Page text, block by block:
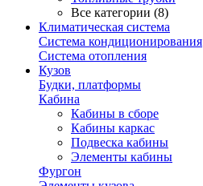
Все категории (8)
Климатическая система
Система кондиционирования
Система отопления
Кузов
Будки, платформы
Кабина
Кабины в сборе
Кабины каркас
Подвеска кабины
Элементы кабины
Фургон